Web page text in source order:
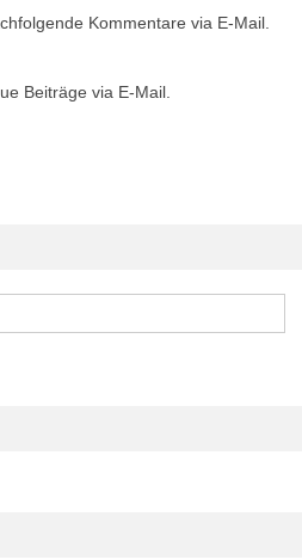
Kommentare via E-Mail.
Beiträge via E-Mail.